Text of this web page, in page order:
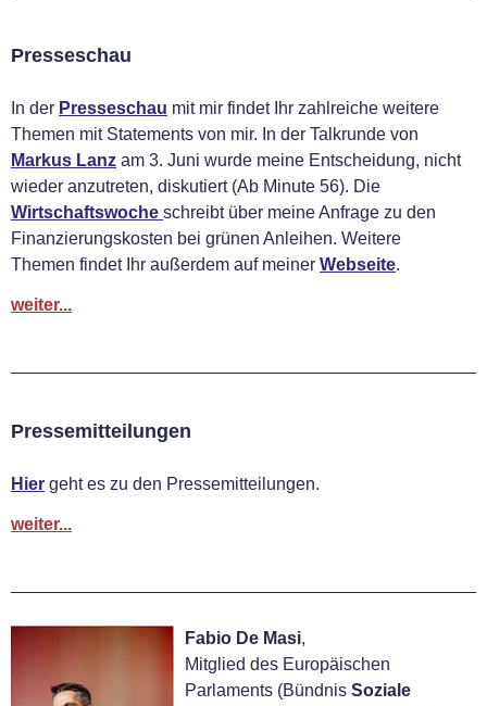
Presseschau
In der Presseschau mit mir findet Ihr zahlreiche weitere
Themen mit Statements von mir. In der Talkrunde von
Markus Lanz am 3. Juni wurde meine Entscheidung, nicht
wieder anzutreten, diskutiert (Ab Minute 56). Die
Wirtschaftswoche schreibt über meine Anfrage zu den
Finanzierungskosten bei grünen Anleihen. Weitere
Themen findet Ihr außerdem auf meiner Webseite.
weiter...
Pressemitteilungen
Hier geht es zu den Pressemitteilungen.
weiter...
Fabio De Masi,
Mitglied des Europäischen
Parlaments (Bündnis Soziale